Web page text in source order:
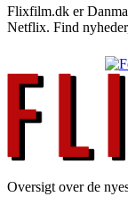
Flixfilm.dk er
Netflix. Find
Oversigt over de